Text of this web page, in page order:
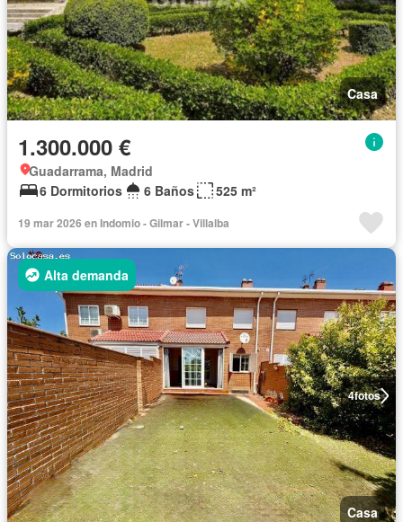
Casa
1.300.000 €
Guadarrama, Madrid
6 Dormitorios
6 Baños 525 m²
19 mar 2026 en Indomio - Gilmar - Villalba
4fotos
Alta demanda
Casa